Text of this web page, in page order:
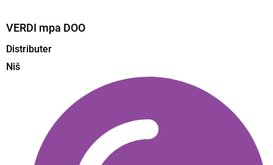
VERDI mpa DOO
Distributer
Niš